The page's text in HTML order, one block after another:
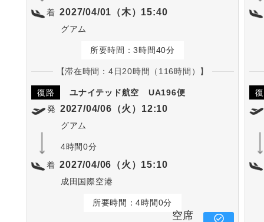
着 2027/04/01（木）15:40
グアム
所要時間：3時間40分
【滞在時間：4日20時間（116時間）】
復路 ユナイテッド航空
UA196便
発 2027/04/06（火）12:10
グアム
4時間0分
着 2027/04/06（火）15:10
成田国際空港
所要時間：4時間0分
空席